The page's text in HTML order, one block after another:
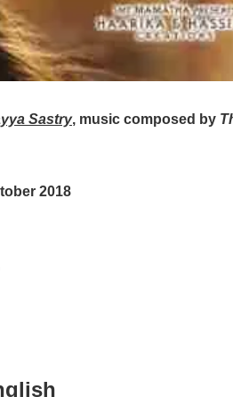
Sastry, music composed by
2018